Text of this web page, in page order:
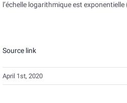
l’échelle logarithmique est
Source link
April 1st, 2020